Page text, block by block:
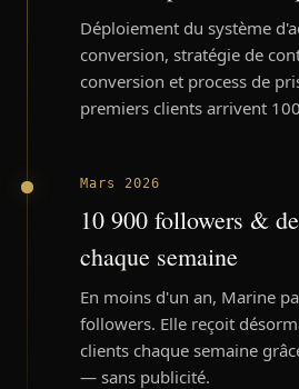
Déploiement du système
conversion, stratégie de
conversion et process de
premiers clients arrivent
Mars 2026
10 900 followers &
chaque semaine
En moins d'un an, Marine
followers. Elle reçoit
clients chaque semaine
— sans publicité.